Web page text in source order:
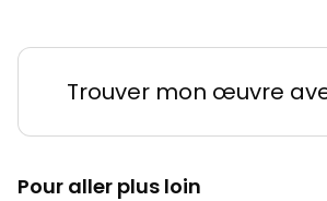
Trouver mon œuvre
Pour aller plus loin